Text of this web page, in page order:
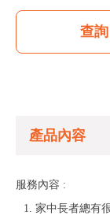
查詢
產品內容
服務內容 :
家中長者總有